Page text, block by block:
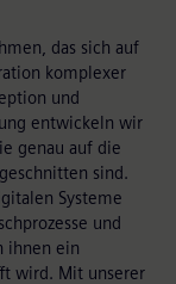
das sich auf
komplexer
und
entwickeln wir
genau auf die
sind.
Systeme
und
ihnen ein
wird. Mit unserer